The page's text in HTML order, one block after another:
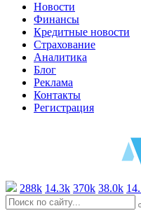
Новости
Финансы
Кредитные новости
Страхование
Аналитика
Блог
Реклама
Контакты
Регистрация
288k 14.3k 370k 38.0k